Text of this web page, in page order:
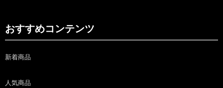
おすすめコンテンツ
新着商品
人気商品